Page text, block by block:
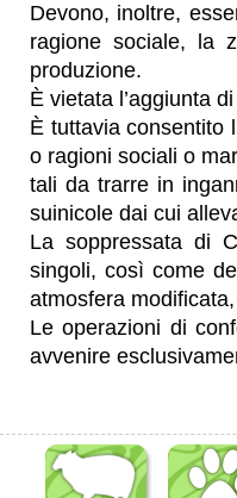
Devono, inoltre,
ragione sociale, la
produzione.
È vietata l’aggiunta
È tuttavia consentito
o ragioni sociali o
tali da trarre in
suinicole dai cui
La soppressata di
singoli, così come
atmosfera
Le operazioni di
avvenire